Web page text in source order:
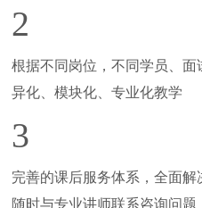
2
根据不同岗位，不同学员、
异化、模块化、专业化教学
3
完善的课后服务体系，全面
随时与专业讲师联系咨询问题